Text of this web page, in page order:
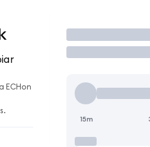
ECHon
Operar
15m